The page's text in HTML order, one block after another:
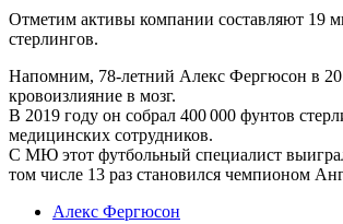
Отметим активы компании составляют 19
стерлингов.
Напомним, 78-летний Алекс Фергюсон в
кровоизлияние в мозг.
В 2019 году он собрал 400 000 фунтов
медицинских сотрудников.
С МЮ этот футбольный специалист
том числе 13 раз становился чемпионом
Алекс Фергюсон